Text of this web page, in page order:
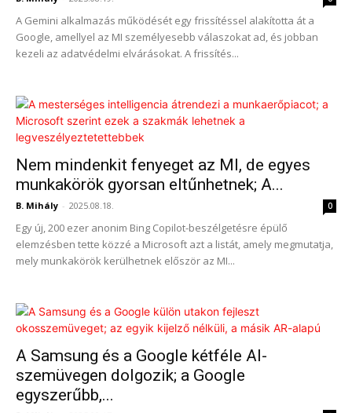
A Gemini alkalmazás működését egy frissítéssel alakította át a
Google, amellyel az MI személyesebb válaszokat ad, és jobban
kezeli az adatvédelmi elvárásokat. A frissítés...
Nem mindenkit fenyeget az MI, de egyes
munkakörök gyorsan eltűnhetnek; A...
B. Mihály - 2025.08.18. 0
Egy új, 200 ezer anonim Bing Copilot-beszélgetésre épülő
elemzésben tette közzé a Microsoft azt a listát, amely megmutatja,
mely munkakörök kerülhetnek először az MI...
A Samsung és a Google kétféle AI-
szemüvegen dolgozik; a Google
egyszerűbb,...